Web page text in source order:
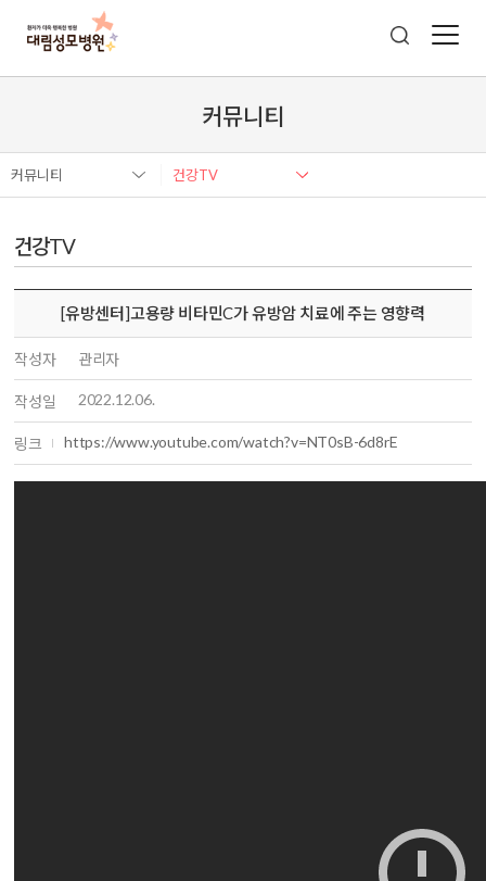
커뮤니티
커뮤니티 건강TV
건강TV
[유방센터]고용량 비타민C가 유방암 치료에 주는 영향력
작성자 관리자
작성일 2022.12.06.
링크 https://www.youtube.com/watch?v=NT0sB-6d8rE